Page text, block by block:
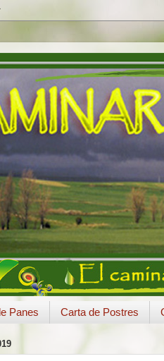
Panes Carta de Postres